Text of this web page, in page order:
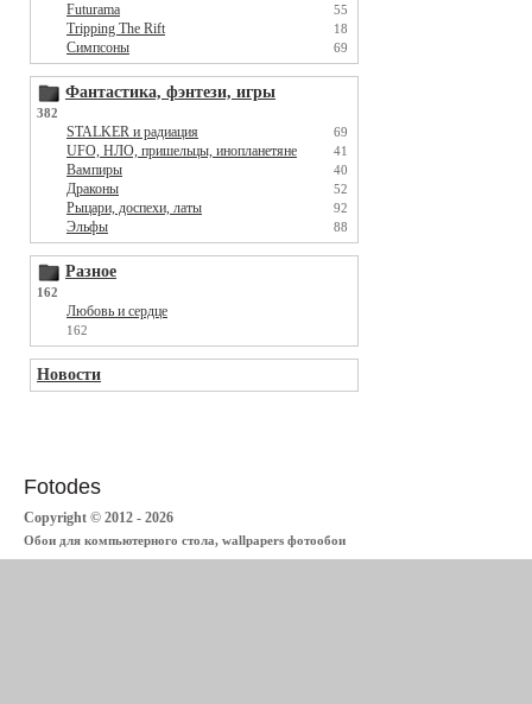
Futurama 55
Tripping The Rift 18
Симпсоны 69
Фантастика, фэнтези, игры
382
STALKER и радиация 69
UFO, НЛО, пришельцы, инопланетяне 41
Вампиры 40
Драконы 52
Рыцари, доспехи, латы 92
Эльфы 88
Разное
162
Любовь и сердце
162
Новости
Fotodes
Copyright © 2012 - 2026
Обои для компьютерного стола, wallpapers фотообои